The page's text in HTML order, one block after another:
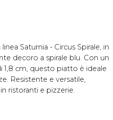
Saturnia - Circus Spirale, in
decoro a spirale blu. Con un
1,8 cm, questo piatto è ideale
Resistente e versatile,
ristoranti e pizzerie.